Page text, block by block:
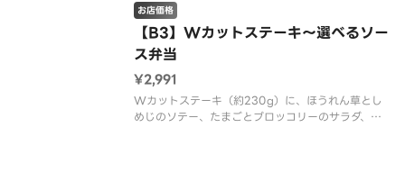
は配達代行業者が行っております。※商品の栄養成
分・アレルゲン情報は、デニーズの
【B3】Wカットステーキ～選べるソー
ス弁当
お店価格
¥2,991
Wカットステーキ（約230g）に、ほうれん草とし
めじのソテー、たまごとブロッコリーのサラダ、ふ